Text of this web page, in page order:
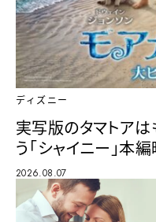
ディズニー
実写版のタマトアは
う「シャイニー」本
2026.08.07